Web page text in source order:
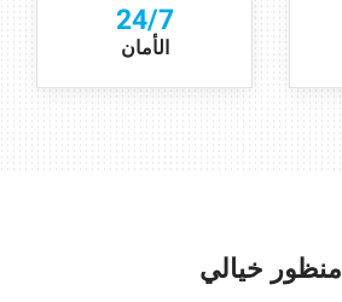
24/7
الأمان
منظور خيالي